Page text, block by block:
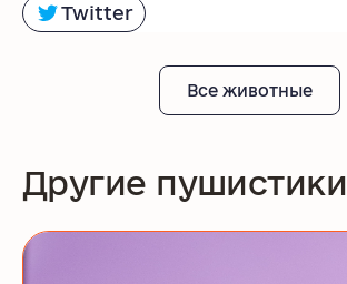
Twitter
Все животные
Другие пушистики